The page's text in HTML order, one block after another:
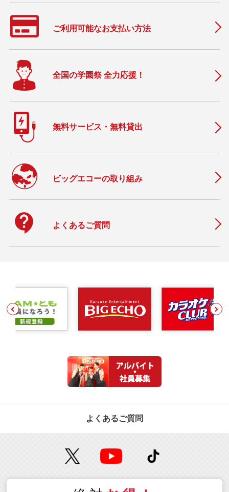
ご利用可能なお支払い方法
全国の学園祭 全力応援！
無料サービス・無料貸出
ビッグエコーの取り組み
contact_support よくあるご質問
よくあるご質問